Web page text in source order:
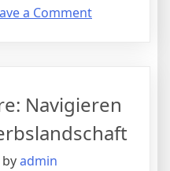
a Commenton
à
domicile
Mac
Navigieren
byadmin